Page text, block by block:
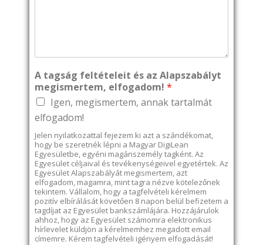
A tagság feltételeit és az Alapszabályt
megismertem, elfogadom! *
Igen, megismertem, annak tartalmát
elfogadom!
Jelen nyilatkozattal fejezem ki azt a szándékomat,
hogy be szeretnék lépni a Magyar DigiLean
Egyesületbe, egyéni magánszemély tagként. Az
Egyesület céljaival és tevékenységeivel egyetértek. Az
Egyesület Alapszabályát megismertem, azt
elfogadom, magamra, mint tagra nézve kötelezőnek
tekintem. Vállalom, hogy a tagfelvételi kérelmem
pozitív elbírálását követően 8 napon belül befizetem a
tagdíjat az Egyesület bankszámlájára. Hozzájárulok
ahhoz, hogy az Egyesület számomra elektronikus
hírlevelet küldjön a kérelmemhez megadott email
címemre. Kérem tagfelvételi igényem elfogadását!